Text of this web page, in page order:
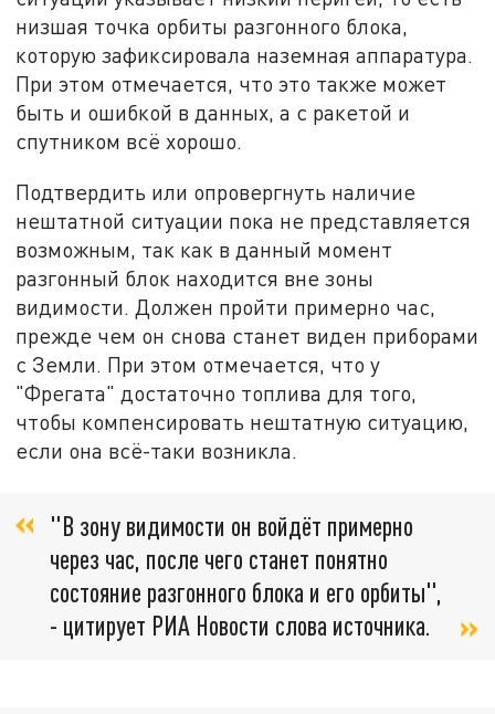
низшая точка орбиты разгонного блока,
которую зафиксировала наземная аппаратура.
При этом отмечается, что это также может
быть и ошибкой в данных, а с ракетой и
спутником всё хорошо.
Подтвердить или опровергнуть наличие
нештатной ситуации пока не представляется
возможным, так как в данный момент
разгонный блок находится вне зоны
видимости. Должен пройти примерно час,
прежде чем он снова станет виден приборами
с Земли. При этом отмечается, что у
"Фрегата" достаточно топлива для того,
чтобы компенсировать нештатную ситуацию,
если она всё-таки возникла.
"В зону видимости он войдёт примерно
через час, после чего станет понятно
состояние разгонного блока и его орбиты",
- цитирует РИА Новости слова источника.